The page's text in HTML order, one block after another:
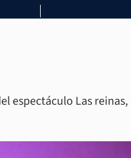
espectáculo Las